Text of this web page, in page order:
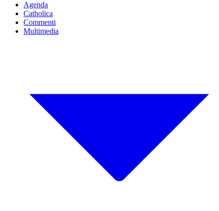
Agenda
Catholica
Commenti
Multimedia